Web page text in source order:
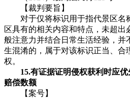
【裁判要旨】
对于仅将标识用于指代景区名
区具有的相关内容和特点，未超出
般注意力并结合日常生活经验，并
生混淆的，属于对该标识正当、合
权。
15.有证据证明侵权获利时应
赔偿数额
【案号】